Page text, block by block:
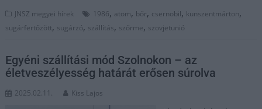
JNSZ megyei hírek 1986, atom, bőr, csernobil, kunszentmárton,
sugárfertőzött, sugárzó, szállítás, szőrme, szovjetunió
Egyéni szállítási mód Szolnokon – az
életveszélyesség határát erősen súrolva
2025.02.11. Kiss Lajos